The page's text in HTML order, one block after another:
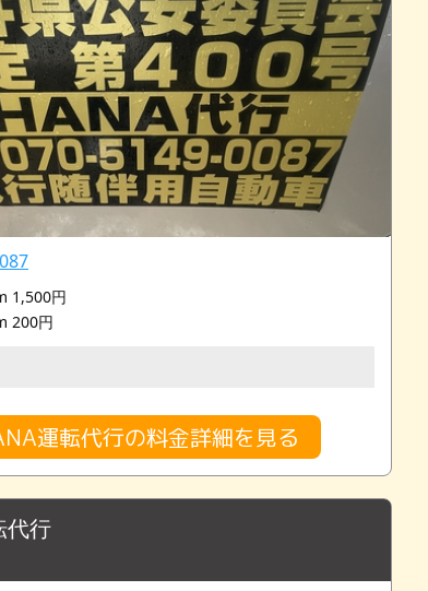
1,500円
200円
運転代行の料金詳細を見る
代行